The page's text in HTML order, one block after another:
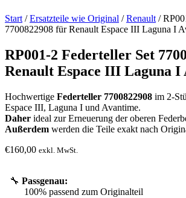
Start /Ersatzteile wie Original /Renault /
7700822908 für Renault Espace III Laguna I
RP001-2 Federteller Set
Renault Espace III Laguna I
Hochwertige Federteller 7700822908 im 2-
Espace III, Laguna I und Avantime.
Daher ideal zur Erneuerung der oberen
Außerdem werden die Teile exakt nach
€160,00 exkl. MwSt.
🔧 Passgenau:
100% passend zum Originalteil